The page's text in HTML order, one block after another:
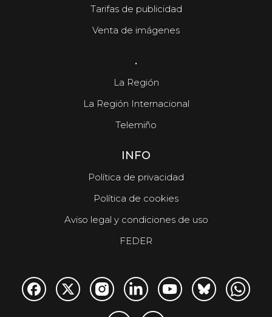
Tarifas de publicidad
Venta de imágenes
.
La Región
La Región Internacional
Telemiño
INFO
Política de privacidad
Política de cookies
Aviso legal y condiciones de uso
FEDER